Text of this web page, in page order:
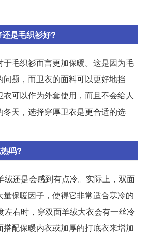
是毛织衫好?
毛织衫而言更加保暖。这是因为毛
题，而卫衣的面料可以更好地挡
衣可以作为外套使用，而且不会给人
冬天，选择穿厚卫衣是更合适的选
吗?
绒还是会感到有点冷。实际上，双面
保暖因子，使得它非常适合寒冷的
左右时，穿双面羊绒大衣会有一丝冷
配保暖内衣或加厚的打底衣来增加